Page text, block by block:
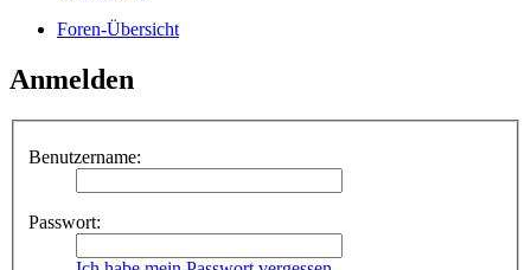
Foren-Übersicht
Anmelden
Benutzername:
Passwort: